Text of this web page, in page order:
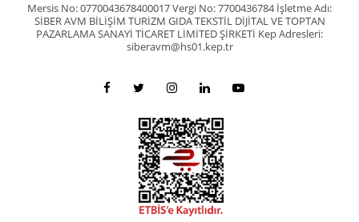
Mersis No: 0770043678400017 Vergi No: 7700436784 İşletme Adı:
SİBER AVM BİLİŞİM TURİZM GIDA TEKSTİL DİJİTAL VE TOPTAN
PAZARLAMA SANAYİ TİCARET LİMİTED ŞİRKETİ Kep Adresleri:
siberavm@hs01.kep.tr